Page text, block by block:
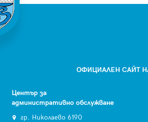
ОФИЦИАЛЕН САЙТ
Център за
административно обслужване
гр. Николаево 6190